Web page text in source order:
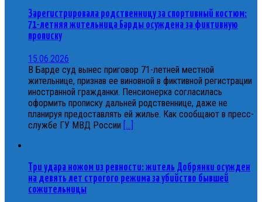
Зарегистрировала родственницу за спортивный костюм:
71-летняя жительница Барды осуждена за фиктивную
прописку
15.06.2026
В Барде суд вынес приговор 71-летней местной
жительнице, признав ее виновной в фиктивной регистрации
иностранной гражданки. Пенсионерка согласилась
оформить прописку дальней родственнице, даже не
планируя предоставлять ей жилье. Как сообщают в пресс-
службе ГУ МВД России [...]
Три удара ножом из ревности: житель Добрянки осужден
на девять лет строгого режима за убийство бывшей
сожительницы